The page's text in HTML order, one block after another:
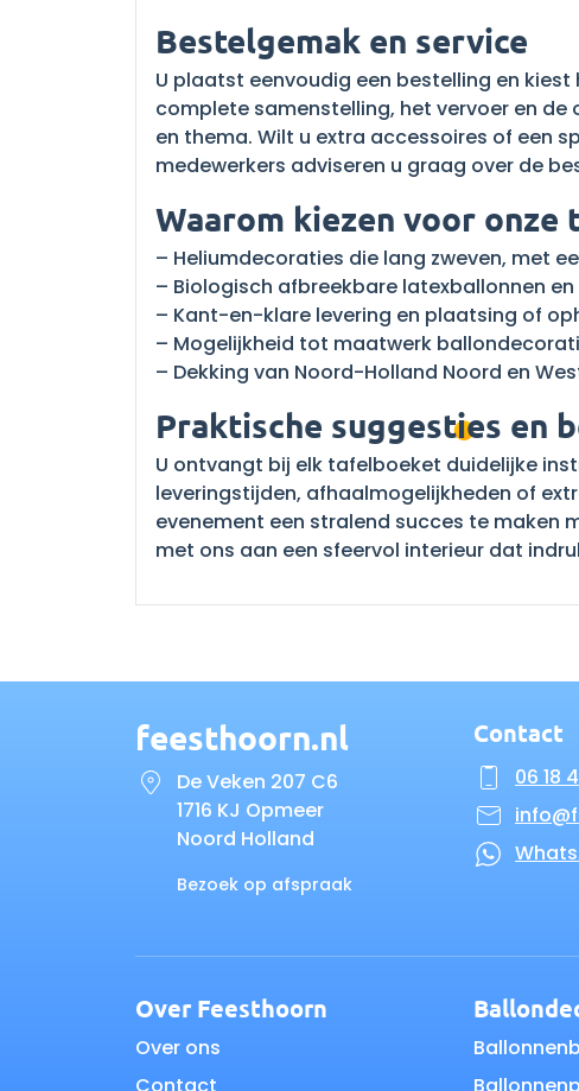
Bestelgemak en service
U plaatst eenvoudig een bestelling en
complete samenstelling, het vervoer en
en thema. Wilt u extra accessoires of een
medewerkers adviseren u graag over de
Waarom kiezen voor onze
– Heliumdecoraties die lang zweven, met
– Biologisch afbreekbare latexballonnen
– Kant-en-klare levering en plaatsing of
– Mogelijkheid tot maatwerk
– Dekking van Noord-Holland Noord en
Praktische suggesties en
U ontvangt bij elk tafelboeket duidelijke
leveringstijden, afhaalmogelijkheden of
evenement een stralend succes te maken
met ons aan een sfeervol interieur dat
feesthoorn.nl
De Veken 207 C6
1716 KJ Opmeer
Noord Holland
Bezoek op afspraak
Contact
06 18
Over Feesthoorn
Over ons
Contact